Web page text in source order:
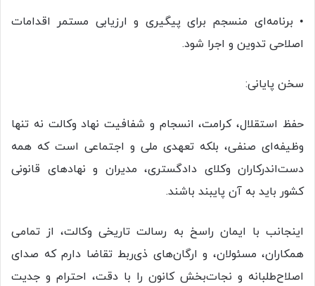
• برنامه‌ای منسجم برای پیگیری و ارزیابی مستمر اقدامات
اصلاحی تدوین و اجرا شود.
سخن پایانی:
حفظ استقلال، کرامت، انسجام و شفافیت نهاد وکالت نه تنها
وظیفه‌ای صنفی، بلکه تعهدی ملی و اجتماعی است که همه
دست‌اندرکاران وکلای دادگستری، مدیران و نهادهای قانونی
کشور باید به آن پایبند باشند.
اینجانب با ایمان راسخ به رسالت تاریخی وکالت، از تمامی
همکاران، مسئولان، و ارگان‌های ذی‌ربط تقاضا دارم که صدای
اصلاح‌طلبانه و نجات‌بخش کانون را با دقت، احترام و جدیت